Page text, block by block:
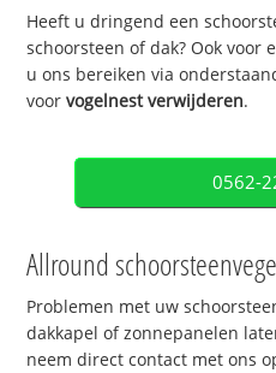
Heeft u dringend een
schoorsteen of dak? Ook
u ons bereiken via
voorvogelnest verwijderen.
0562-
Allround
Problemen met uw
dakkapel of zonnepanelen
neem direct contact met ons